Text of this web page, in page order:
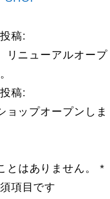
稿:
ニューアルオープ
稿:
ップオープンしま
とはありません。
*
項目です